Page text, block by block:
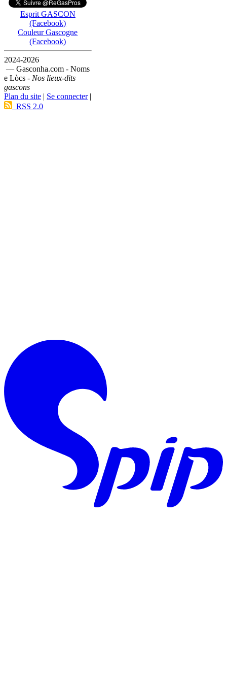
Esprit GASCON
(Facebook)
Couleur Gascogne
(Facebook)
2024-2026
— Gasconha.com - Noms
e Lòcs - Nos lieux-dits
gascons
Plan du site | Se connecter|
RSS 2.0